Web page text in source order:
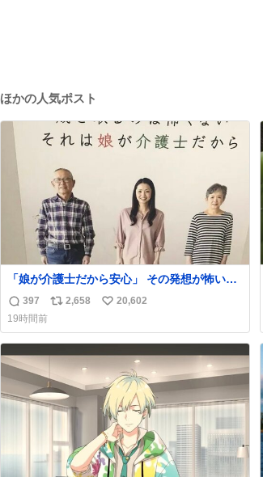
ほかの人気ポスト
「娘が介護士だから安心」 その発想が怖い。
ちなみにこのポスターは、介護職の求人や転
職支援をしている会社のポスターらしい。
返
信
数
397
リ
ス
ト
数
2,658
い
ね
数
20,602
19時間前